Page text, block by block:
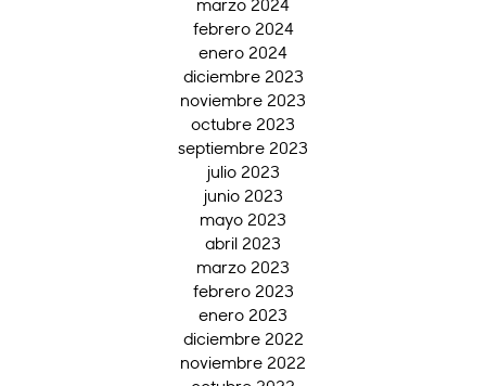
febrero 2024
enero 2024
diciembre 2023
noviembre 2023
octubre 2023
septiembre 2023
julio 2023
junio 2023
mayo 2023
abril 2023
marzo 2023
febrero 2023
enero 2023
diciembre 2022
noviembre 2022